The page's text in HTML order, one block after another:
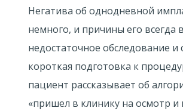
Негатива об однодневной
немного, и причины его всегда
недостаточное обследование
короткая подготовка к
пациент рассказывает об
«пришел в клинику на осмотр и